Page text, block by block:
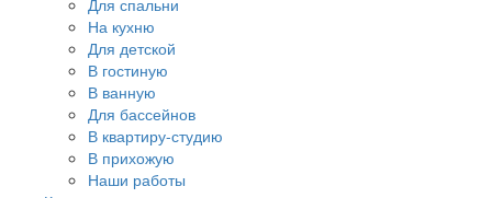
Для спальни
На кухню
Для детской
В гостиную
В ванную
Для бассейнов
В квартиру-студию
В прихожую
Наши работы